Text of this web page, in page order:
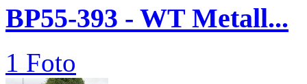
BP55-393 - WT Metall...
1 Foto